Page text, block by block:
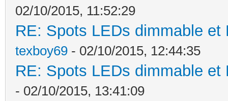
02/10/2015, 11:52:29
RE: Spots LEDs dimmable
texboy69 - 02/10/2015, 12:44:35
RE: Spots LEDs dimmable
- 02/10/2015, 13:41:09